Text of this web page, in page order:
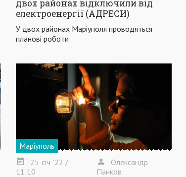
двох районах відключили від
електроенергії (АДРЕСИ)
У двох районах Маріуполя проводяться
планові роботи
Маріуполь
25 січ '22 /
11:10
Олександр
Панков